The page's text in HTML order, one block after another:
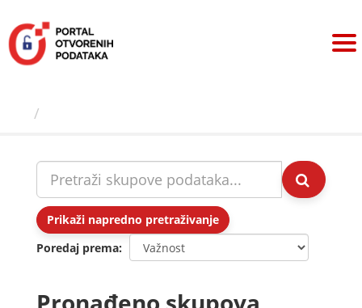
sadržaj
Prikaži napredno pretraživanje
Poredaj prema